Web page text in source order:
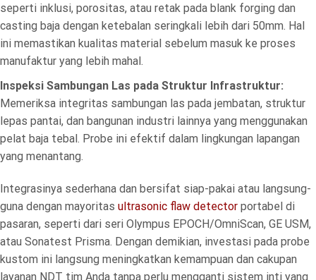
seperti inklusi, porositas, atau retak pada blank forging dan
casting baja dengan ketebalan seringkali lebih dari 50mm. Hal
ini memastikan kualitas material sebelum masuk ke proses
manufaktur yang lebih mahal.
Inspeksi Sambungan Las pada Struktur Infrastruktur:
Memeriksa integritas sambungan las pada jembatan, struktur
lepas pantai, dan bangunan industri lainnya yang menggunakan
pelat baja tebal. Probe ini efektif dalam lingkungan lapangan
yang menantang.
Integrasinya sederhana dan bersifat siap-pakai atau langsung-
guna dengan mayoritas ultrasonic flaw detector portabel di
pasaran, seperti dari seri Olympus EPOCH/OmniScan, GE USM,
atau Sonatest Prisma. Dengan demikian, investasi pada probe
kustom ini langsung meningkatkan kemampuan dan cakupan
layanan NDT tim Anda tanpa perlu mengganti sistem inti yang